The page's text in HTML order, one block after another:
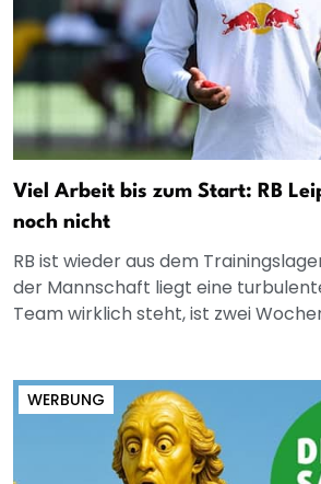
Viel Arbeit bis zum Start: RB
noch nicht
RB ist wieder aus dem
der Mannschaft liegt eine
Team wirklich steht, ist zwei
WERBUNG